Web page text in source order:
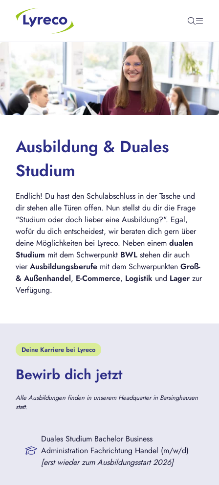
Ausbildung & Duales
Studium
Endlich! Du hast den Schulabschluss in der Tasche und
dir stehen alle Türen offen. Nun stellst du dir die Frage
"Studium oder doch lieber eine Ausbildung?". Egal,
wofür du dich entscheidest, wir beraten dich gern über
deine Möglichkeiten bei Lyreco. Neben einem dualen
Studium mit dem Schwerpunkt BWL stehen dir auch
vierAusbildungsberufe mit dem Schwerpunkten Groß-
& Außenhandel, E-Commerce, Logistik und Lager zur
Verfügung.
Deine Karriere bei Lyreco
Bewirb dich jetzt
Alle Ausbildungen finden in unserem Headquarter in Barsinghausen
statt.
Duales Studium Bachelor Business
Administration Fachrichtung Handel (m/w/d)
[erst wieder zum Ausbildungsstart 2026]